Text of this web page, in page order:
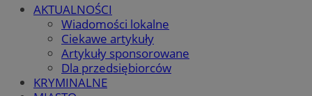
AKTUALNOŚCI
Wiadomości lokalne
Ciekawe artykuły
Artykuły sponsorowane
Dla przedsiębiorców
KRYMINALNE